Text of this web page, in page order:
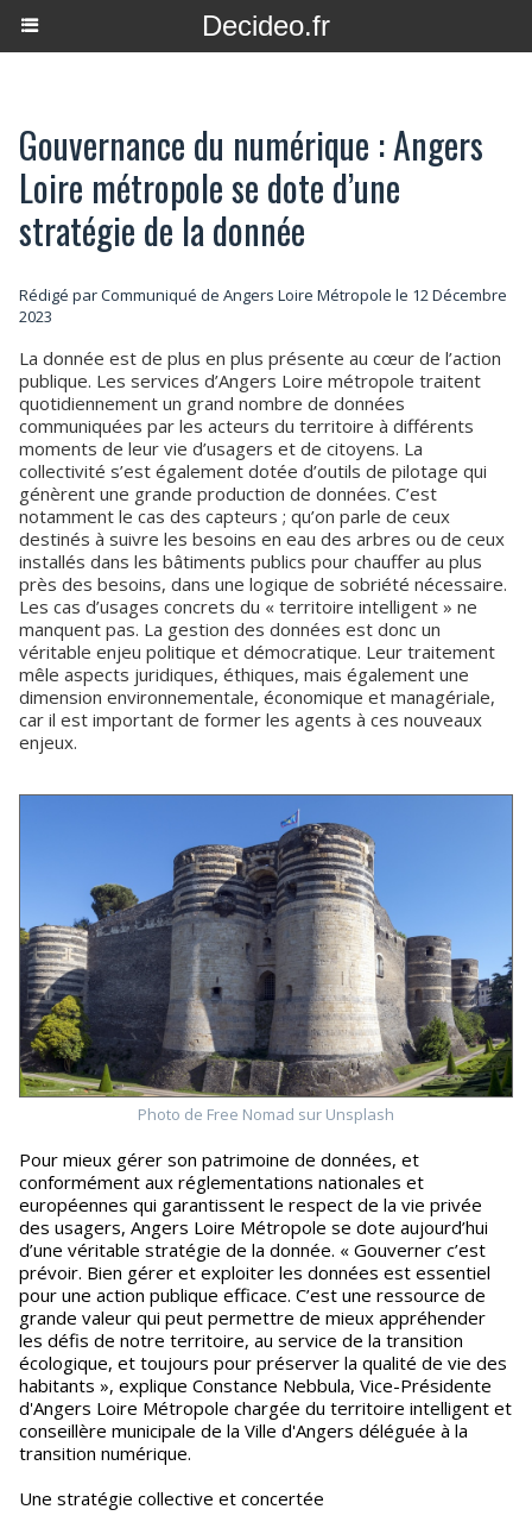
Decideo.fr
Gouvernance du numérique : Angers
Loire métropole se dote d’une
stratégie de la donnée
Rédigé par Communiqué de Angers Loire Métropole le 12 Décembre
2023
La donnée est de plus en plus présente au cœur de l’action
publique. Les services d’Angers Loire métropole traitent
quotidiennement un grand nombre de données
communiquées par les acteurs du territoire à différents
moments de leur vie d’usagers et de citoyens. La
collectivité s’est également dotée d’outils de pilotage qui
génèrent une grande production de données. C’est
notamment le cas des capteurs ; qu’on parle de ceux
destinés à suivre les besoins en eau des arbres ou de ceux
installés dans les bâtiments publics pour chauffer au plus
près des besoins, dans une logique de sobriété nécessaire.
Les cas d’usages concrets du « territoire intelligent » ne
manquent pas. La gestion des données est donc un
véritable enjeu politique et démocratique. Leur traitement
mêle aspects juridiques, éthiques, mais également une
dimension environnementale, économique et managériale,
car il est important de former les agents à ces nouveaux
enjeux.
Photo de Free Nomad sur Unsplash
Pour mieux gérer son patrimoine de données, et
conformément aux réglementations nationales et
européennes qui garantissent le respect de la vie privée
des usagers, Angers Loire Métropole se dote aujourd’hui
d’une véritable stratégie de la donnée. « Gouverner c’est
prévoir. Bien gérer et exploiter les données est essentiel
pour une action publique efficace. C’est une ressource de
grande valeur qui peut permettre de mieux appréhender
les défis de notre territoire, au service de la transition
écologique, et toujours pour préserver la qualité de vie des
habitants », explique Constance Nebbula, Vice-Présidente
d'Angers Loire Métropole chargée du territoire intelligent et
conseillère municipale de la Ville d'Angers déléguée à la
transition numérique.
Une stratégie collective et concertée